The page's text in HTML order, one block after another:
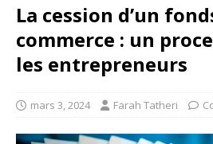
La cession d’un
commerce : un
les entrepreneurs
mars 3, 2024 Farah Tatheri